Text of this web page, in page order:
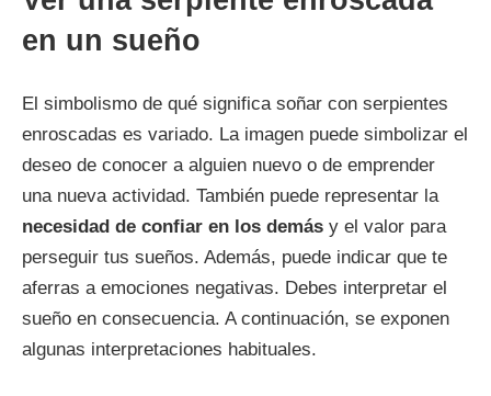
en un sueño
El simbolismo de qué significa soñar con serpientes
enroscadas es variado. La imagen puede simbolizar el
deseo de conocer a alguien nuevo o de emprender
una nueva actividad. También puede representar la
necesidad de confiar en los demás y el valor para
perseguir tus sueños. Además, puede indicar que te
aferras a emociones negativas. Debes interpretar el
sueño en consecuencia. A continuación, se exponen
algunas interpretaciones habituales.